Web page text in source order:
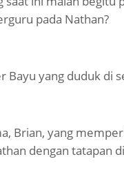
pada Nathan?
Bayu yang duduk di
Brian, yang
dengan tatapan